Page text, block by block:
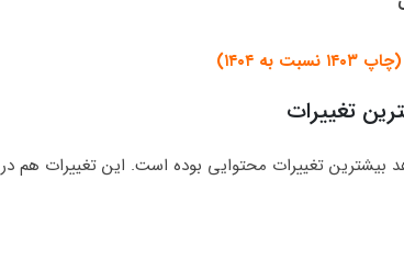
۱۴۰۴)
تغییرات
تغییرات محتوایی بوده است. این تغییرات هم در